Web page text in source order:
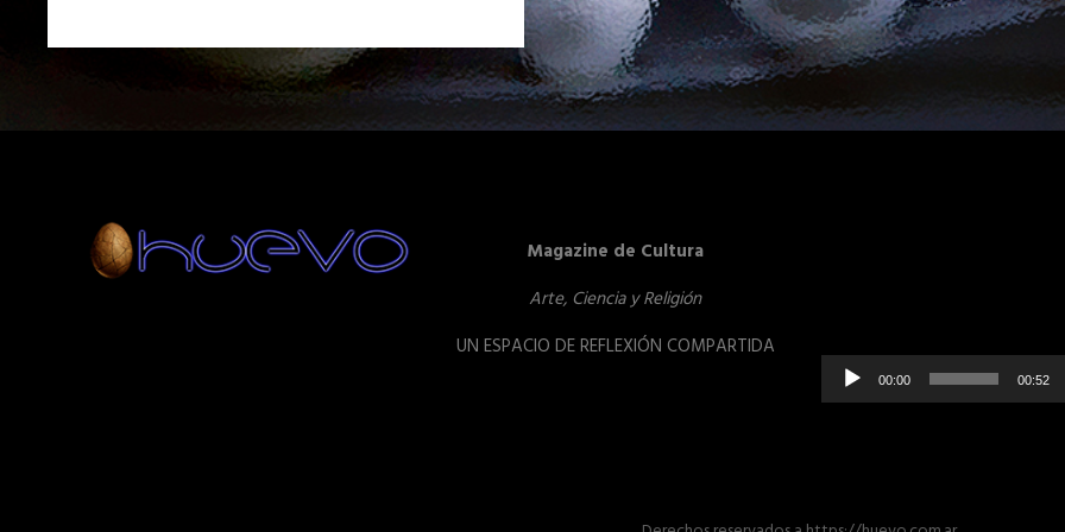
Magazine de Cultura
Arte, Ciencia y Religión
UN ESPACIO DE REFLEXIÓN COMPARTIDA
00:00 00:52